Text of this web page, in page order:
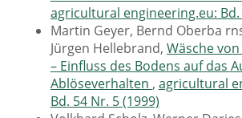
agricultural engineering.eu: Bd.
Martin Geyer, Bernd Oberba
Jürgen Hellebrand, Wäsche
– Einfluss des Bodens auf das
Ablöseverhalten , agricultural
Bd. 54 Nr. 5 (1999)